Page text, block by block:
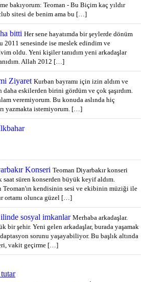
bakıyorum: Teoman - Bu Biçim kaç yıldır
sitesi de benim ama bu […]
bitti Her sene hayatımda bir şeylerde dönüm
2011 senesinde ise meslek edindim ve
oldu. Yeni kişiler tanıdım yeni arkadaşlar
Allah 2012 […]
Ziyaret Kurban bayramı için izin aldım ve
eskilerden birini gördüm ve çok şaşırdım.
veremiyorum. Bu konuda aslında hiç
yazmakta istemiyorum. […]
Konseri Teoman Diyarbakır konseri
süren konserden büyük keyif aldım.
Teoman'ın kendisinin sesi ve ekibinin müziği ile
ortamı olunca güzel […]
sosyal imkanlar Merhaba arkadaşlar.
bir şehir. Yeni gelen arkadaşlar, burada yaşamak
sorunu yaşayabiliyor. Bu başlık altında
vakit geçirme […]